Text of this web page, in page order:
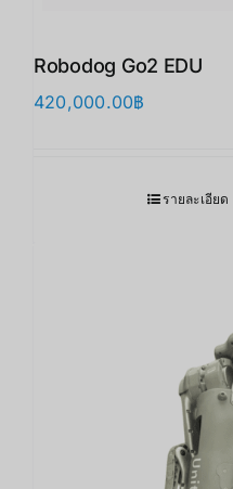
Robodog Go2 EDU
420,000.00฿
รายละเอียด